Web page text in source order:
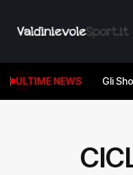
ULTIME NEWS Gli